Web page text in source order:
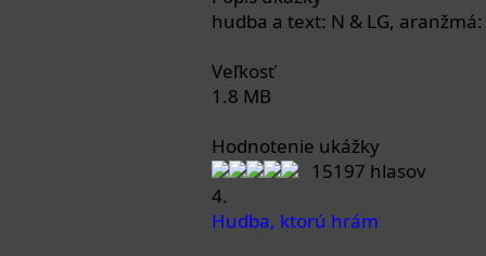
hudba a text: N & LG,
Veľkosť
1.8 MB
Hodnotenie ukážky
15197 hlasov
4.
Hudba, ktorú hrám